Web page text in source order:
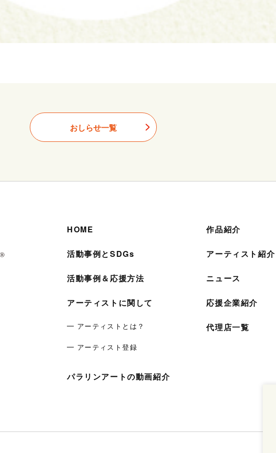
おしらせ一覧
HOME
活動事例とSDGs
活動事例＆応援方法
アーティストに関して
━ アーティストとは？
━ アーティスト登録
パラリンアートの動画紹介
作品紹介
アーティスト紹介
ニュース
応援企業紹介
代理店一覧